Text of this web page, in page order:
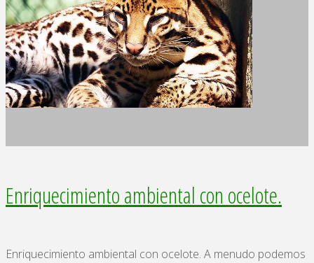
puma."
Enriquecimiento ambiental con ocelote.
Enriquecimiento ambiental con ocelote. A menudo podemos